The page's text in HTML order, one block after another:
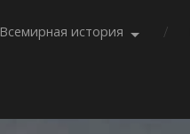
Всемирная история